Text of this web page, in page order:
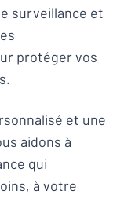
surveillance et
protéger vos
et une
aidons à
qui
à votre